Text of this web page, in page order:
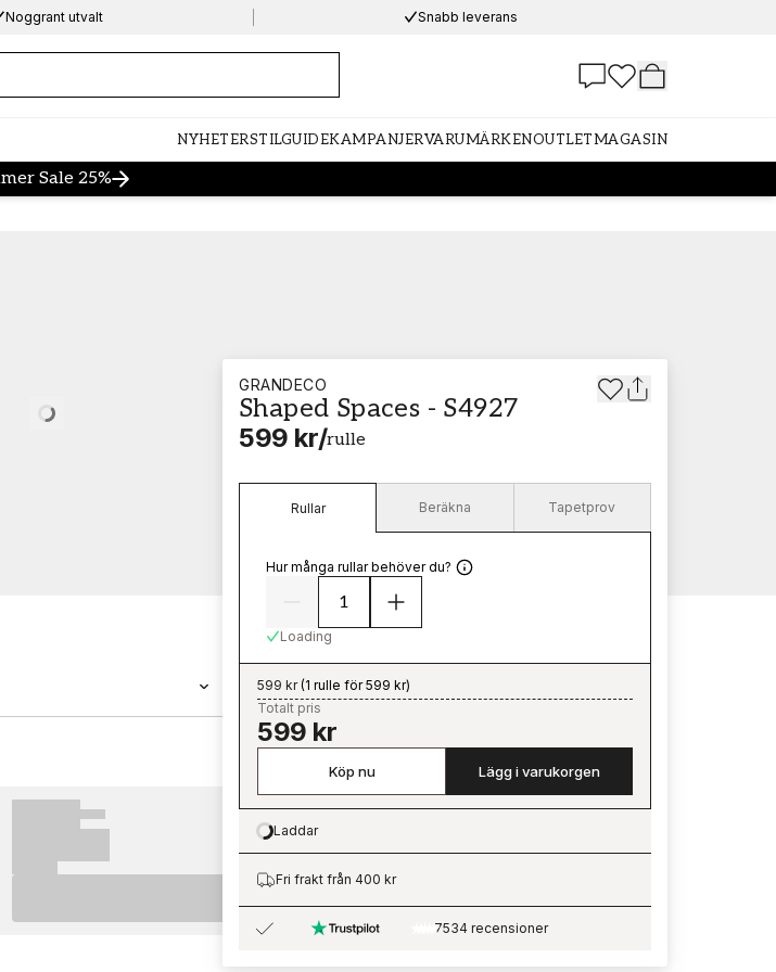
Noggrant utvalt Snabb leverans
NYHETERSTILGUIDEKAMPANJERVARUMÄRKENOUTLETMAGASIN
Sale 25%
Loading…
tillh������r
kan
fr������n
av v������ra
GRANDECO
Shaped Spaces - S4927
599 kr/rulle
Rullar Beräkna Tapetprov
Hur många rullar behöver du?
Loading
599 kr(1 rulle för 599 kr)
Totalt pris
599 kr
Köp nu Lägg i varukorgen
Loading…
Laddar
Fri frakt från 400 kr
7534 recensioner